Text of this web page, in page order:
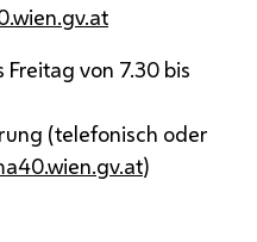
von 7.30 bis
(telefonisch oder
)